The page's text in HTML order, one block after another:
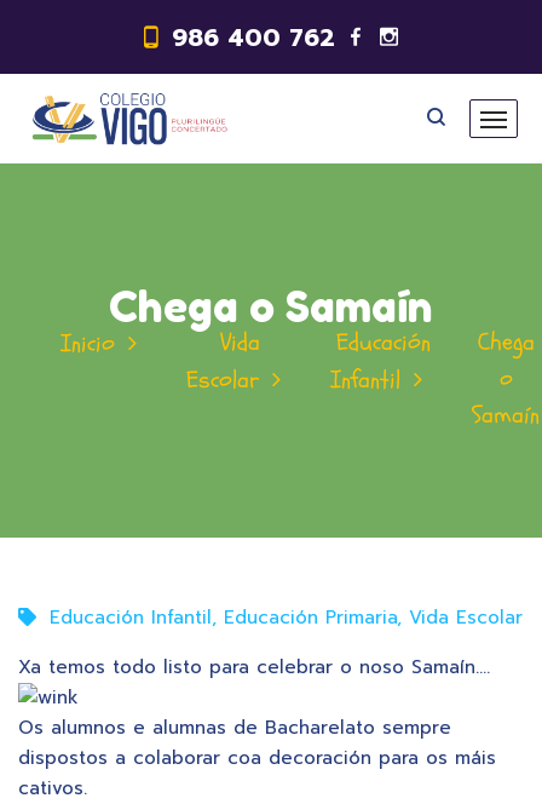
986 400 762
Chega o Samaín
Inicio
Vida
Escolar
Educación
Infantil
Chega
o
Samaín
Educación Infantil, Educación Primaria, Vida Escolar
Xa temos todo listo para celebrar o noso Samaín….
Os alumnos e alumnas de Bacharelato sempre
dispostos a colaborar coa decoración para os máis
cativos.